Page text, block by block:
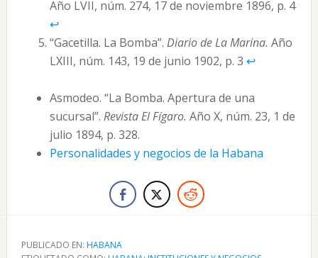
Año LVII, núm. 274, 17 de noviembre 1896, p. 4
↩︎
“Gacetilla. La Bomba”. Diario de La Marina. Año
LXIII, núm. 143, 19 de junio 1902, p. 3 ↩︎
Asmodeo. “La Bomba. Apertura de una
sucursal”. Revista El Fígaro. Año X, núm. 23, 1 de
julio 1894, p. 328.
Personalidades y negocios de la Habana
PUBLICADO EN: HABANA